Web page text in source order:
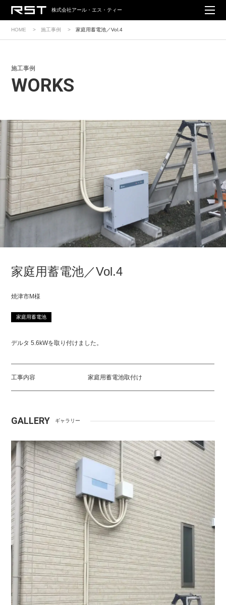
株式会社アール・エス・ティー
HOME 施工事例 家庭用蓄電池／Vol.4
施工事例
WORKS
家庭用蓄電池／Vol.4
焼津市M様
家庭用蓄電池
デルタ 5.6kWを取り付けました。
工事内容 家庭用蓄電池取付け
GALLERY ギャラリー